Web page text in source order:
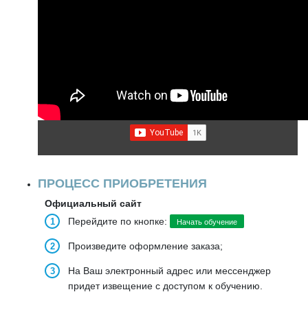
ПРОЦЕСС ПРИОБРЕТЕНИЯ
Официальный сайт
Перейдите по кнопке:
Начать обучение
Произведите оформление заказа;
На Ваш электронный адрес или мессенджер
придет извещение с доступом к обучению.